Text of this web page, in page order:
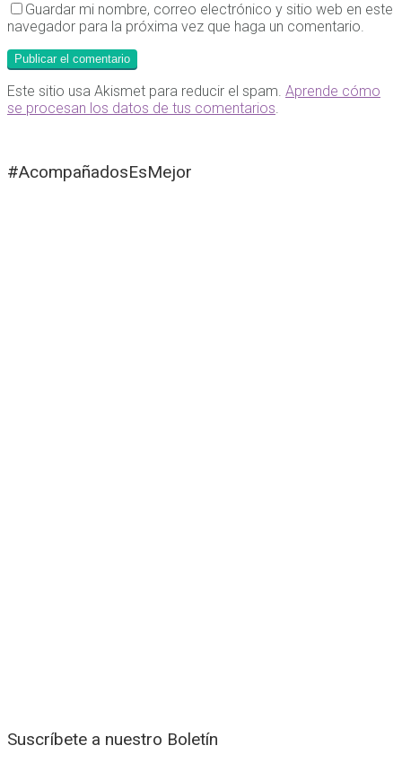
Guardar mi nombre, correo electrónico y sitio web en este
navegador para la próxima vez que haga un comentario.
Este sitio usa Akismet para reducir el spam. Aprende cómo
se procesan los datos de tus comentarios
#AcompañadosEsMejor
Suscríbete a nuestro Boletín